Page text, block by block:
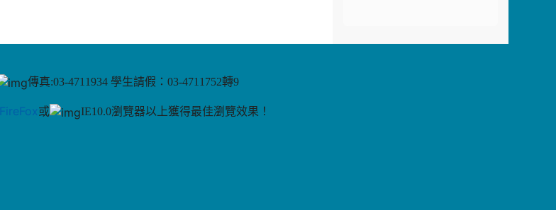
傳真:03-4711934 學生請假：03-4711752轉9
FireFox或 IE10.0瀏覽器以上獲得最佳瀏覽效果！